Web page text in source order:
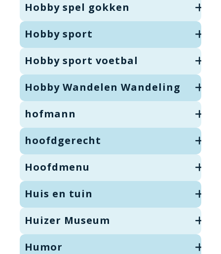
Hobby spel gokken
Hobby sport
Hobby sport voetbal
Hobby Wandelen Wandeling
hofmann
hoofdgerecht
Hoofdmenu
Huis en tuin
Huizer Museum
Humor